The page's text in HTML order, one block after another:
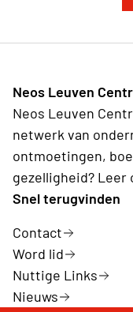
Neos Leuven
Neos Leuven
netwerk van
ontmoetingen,
gezelligheid? Leer
Snel terugvinden
Contact
Word lid
Nuttige Links
Nieuws